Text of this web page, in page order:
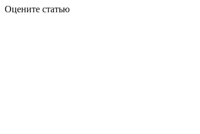
Оцените статью